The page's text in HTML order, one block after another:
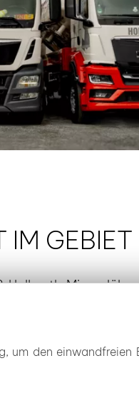
Mineralöl
bis Thüringen. So
nicht nur die
Energie
um den